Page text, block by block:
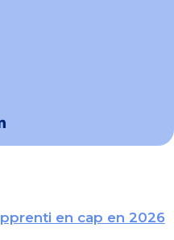
en cap en 2026